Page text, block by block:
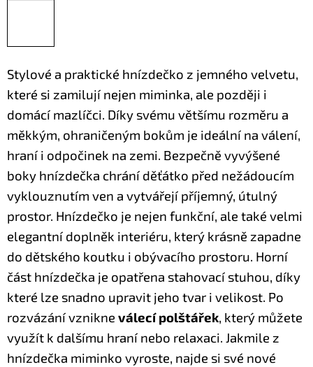
Stylové a praktické hnízdečko z jemného velvetu,
které si zamilují nejen miminka, ale později i
domácí mazlíčci. Díky svému většímu rozměru a
měkkým, ohraničeným bokům je ideální na válení,
hraní i odpočinek na zemi. Bezpečně vyvýšené
boky hnízdečka chrání děťátko před nežádoucím
vyklouznutím ven a vytvářejí příjemný, útulný
prostor. Hnízdečko je nejen funkční, ale také velmi
elegantní doplněk interiéru, který krásně zapadne
do dětského koutku i obývacího prostoru. Horní
část hnízdečka je opatřena stahovací stuhou, díky
které lze snadno upravit jeho tvar i velikost. Po
rozvázání vznikne válecí polštářek, který můžete
využít k dalšímu hraní nebo relaxaci. Jakmile z
hnízdečka miminko vyroste, najde si své nové